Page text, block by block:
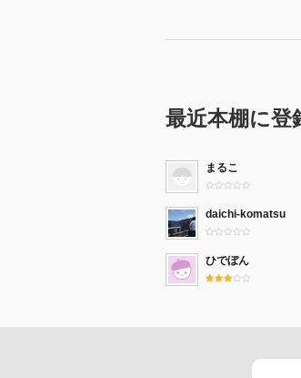
最近本棚に登
まるこ
daichi-komatsu
ひでぼん